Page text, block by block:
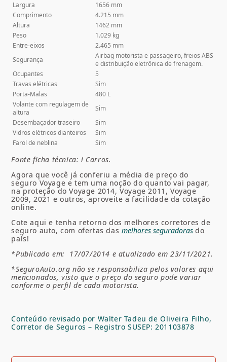
Largura
1656 mm
Comprimento
4.215 mm
Altura
1462 mm
Peso
1.029 kg
Entre-eixos
2.465 mm
Segurança
Airbag motorista e passageiro, freios ABS
e distribuição eletrônica de frenagem.
Ocupantes
5
Travas elétricas
Sim
Porta-Malas
480 L
Volante com regulagem de
altura
Sim
Desembaçador traseiro
Sim
Vidros elétricos dianteiros
Sim
Farol de neblina
Sim
Fonte ficha técnica: i Carros.
Agora que você já conferiu a média de preço do
seguro Voyage e tem uma noção do quanto vai pagar,
na proteção doVoyage 2014, Voyage 2011,Voyage
2009, 2021e outros,aproveite a facilidade da cotação
online.
Cote aqui e tenha retorno dos melhores corretores de
seguro auto, com ofertas das melhores seguradorasdo
país!
*Publicado em: 17/07/2014 e atualizado em 23/11/2021.
*SeguroAuto.org não se responsabiliza pelos valores aqui
mencionados, visto que o preço do seguro pode variar
conforme o perfil de cada motorista.
Conteúdo revisado por Walter Tadeu de Oliveira Filho,
Corretor de Seguros – Registro SUSEP: 201103878